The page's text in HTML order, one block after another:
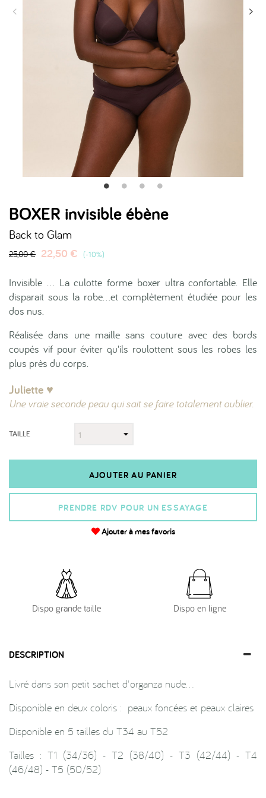
BOXER invisible ébène
Back to Glam
25,00 € 22,50 € -10%
Invisible … La culotte forme boxer ultra confortable. Elle
disparait sous la robe...et complètement étudiée pour les
dos nus.
Réalisée dans une maille sans couture avec des bords
coupés vif pour éviter qu'ils roulottent sous les robes les
plus près du corps.
Juliette ♥︎
Une vraie seconde peau qui sait se faire totalement oublier.
TAILLE
AJOUTER AU PANIER
PRENDRE RDV POUR UN ESSAYAGE
Ajouter à mes favoris
Dispo grande taille Dispo en ligne
DESCRIPTION
Livré dans son petit sachet d'organza nude…
Disponible en deux coloris : peaux foncées et peaux claires
Disponible en 5 tailles du T34 au T52
Tailles : T1 (34/36) - T2 (38/40) - T3 (42/44) - T4
(46/48) - T5 (50/52)